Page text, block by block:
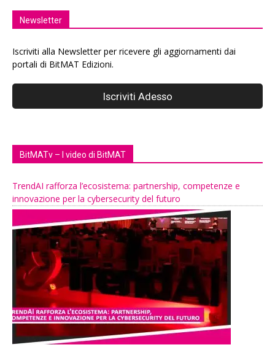
Newsletter
Iscriviti alla Newsletter per ricevere gli aggiornamenti dai
portali di BitMAT Edizioni.
BitMATv – I video di BitMAT
TrendAI rafforza l’ecosistema: partnership, competenze e
innovazione per la cybersecurity del futuro